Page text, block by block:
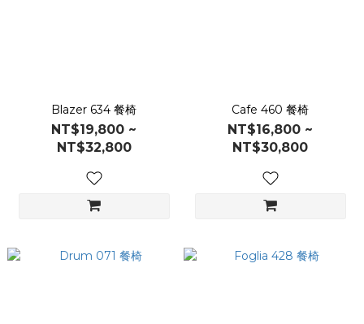
Blazer 634 餐椅
NT$19,800 ~
NT$32,800
Cafe 460 餐椅
NT$16,800 ~
NT$30,800